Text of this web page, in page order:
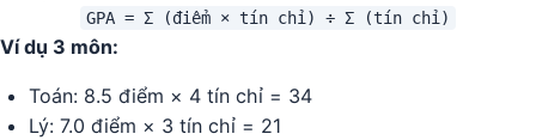
GPA = Σ (điểm × tín chỉ) ÷ Σ (tín chỉ)
Ví dụ 3 môn:
Toán: 8.5 điểm × 4 tín chỉ = 34
Lý: 7.0 điểm × 3 tín chỉ = 21